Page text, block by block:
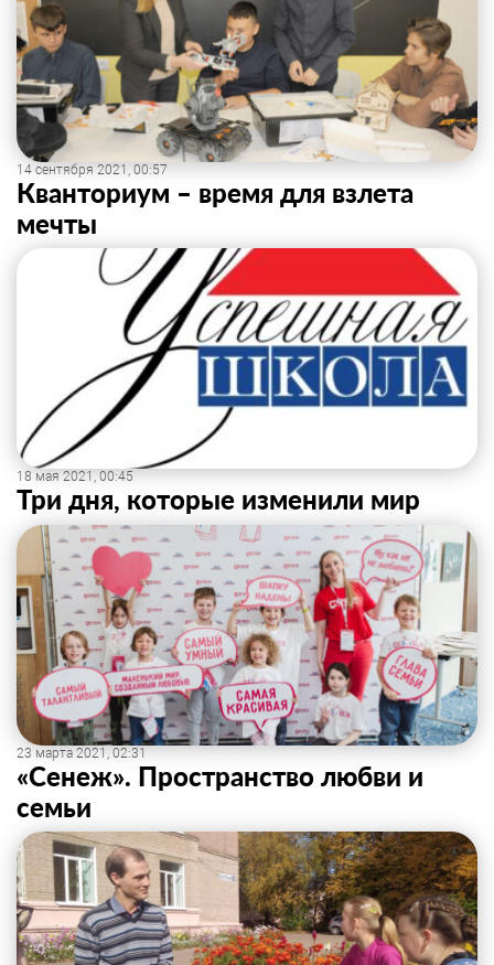
14 сентября 2021, 00:57
Кванториум – время для взлета
мечты
18 мая 2021, 00:45
Три дня, которые изменили мир
23 марта 2021, 02:31
«Сенеж». Пространство любви и
семьи